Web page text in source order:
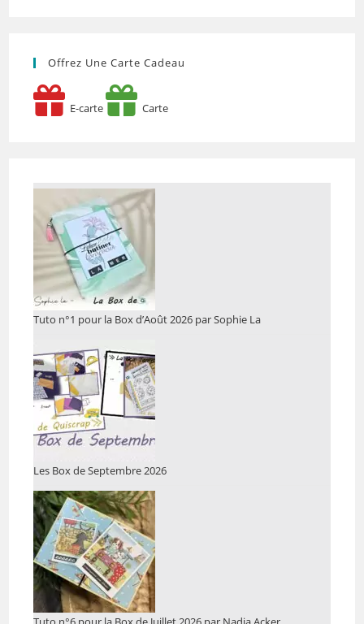
Offrez Une Carte Cadeau
E-carte Carte
Tuto n°1 pour la Box d’Août 2026 par Sophie La
Les Box de Septembre 2026